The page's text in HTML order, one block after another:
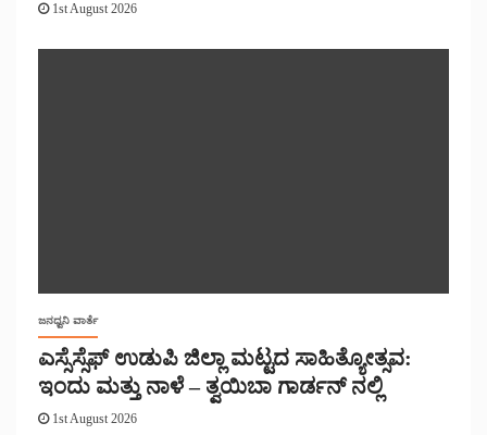
1st August 2026
ಜನಧ್ವನಿ ವಾರ್ತೆ
ಎಸ್ಸೆಸ್ಸೆಫ್ ಉಡುಪಿ ಜಿಲ್ಲಾ ಮಟ್ಟದ ಸಾಹಿತ್ಯೋತ್ಸವ:
ಇಂದು ಮತ್ತು ನಾಳೆ – ತ್ವಯಿಬಾ ಗಾರ್ಡನ್ ನಲ್ಲಿ
1st August 2026